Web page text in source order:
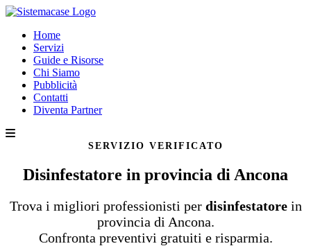
Home
Servizi
Guide e Risorse
Chi Siamo
Pubblicità
Contatti
Diventa Partner
SERVIZIO VERIFICATO
Disinfestatore in provincia di Ancona
Trova i migliori professionisti per disinfestatore in
provincia di Ancona.
Confronta preventivi gratuiti e risparmia.